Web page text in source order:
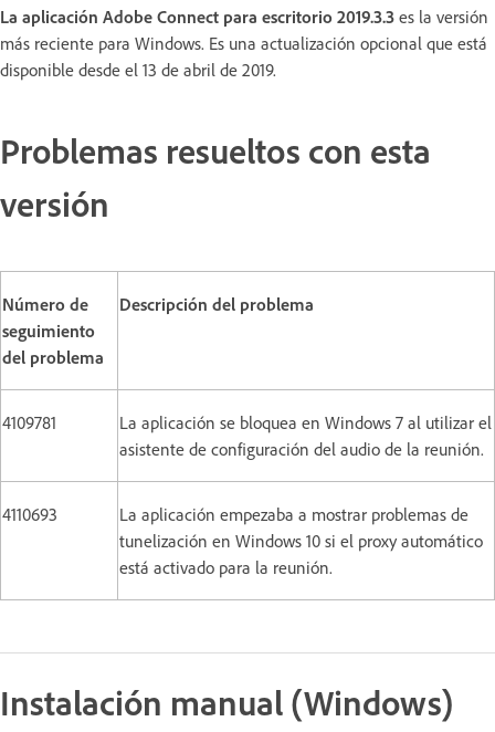
La aplicación Adobe Connect para escritorio 2019.3.3 es la versión
más reciente para Windows. Es una actualización opcional que está
disponible desde el 13 de abril de 2019.
Problemas resueltos con esta
versión
Número de
seguimiento
del problema
Descripción del problema
4109781
La aplicación se bloquea en Windows 7 al utilizar el
asistente de configuración del audio de la reunión.
4110693
La aplicación empezaba a mostrar problemas de
tunelización en Windows 10 si el proxy automático
está activado para la reunión.
Instalación manual (Windows)